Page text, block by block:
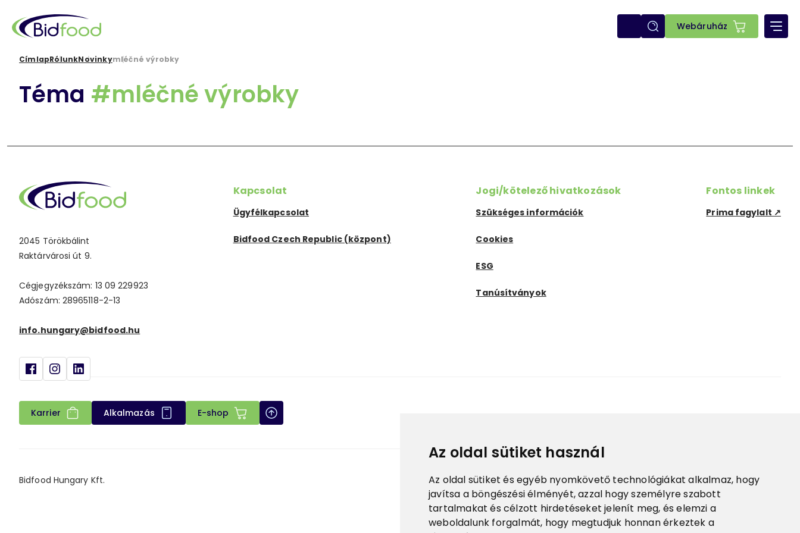
Az oldal sütiket használ
Az oldal sütiket és egyéb nyomkövető technológiákat alkalmaz, hogy
javítsa a böngészési élményét, azzal hogy személyre szabott
tartalmakat és célzott hirdetéseket jelenít meg, és elemzi a
weboldalunk forgalmát, hogy megtudjuk honnan érkeztek a
tartalomra
E-
Webáruház
Morzsa
CímlapRólunkNovinkymléčné výrobky
Téma #mléčné výrobky
2045 Törökbálint
Raktárvárosi út 9.
Cégjegyzékszám: 13 09 229923
Adószám: 28965118-2-13
info.hungary@bidfood.hu
Kapcsolat
Ügyfélkapcsolat
Bidfood Czech Republic (központ)
Jogi/kötelező hivatkozások
Szükséges információk
Cookies
ESG
Tanúsítványok
Fontos linkek
Prima fagylalt ↗
Karrier Alkalmazás E-shop
Bidfood Hungary Kft.